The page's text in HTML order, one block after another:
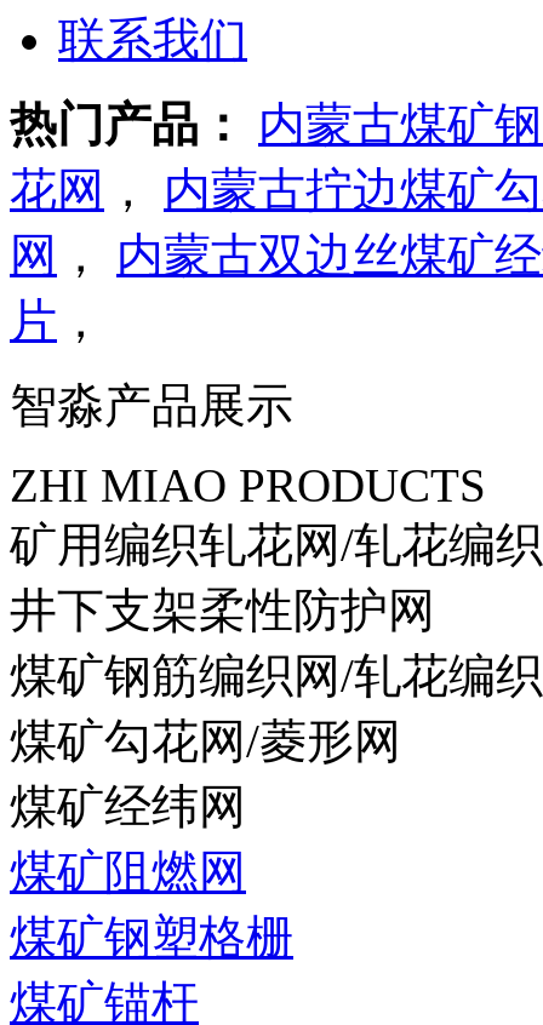
联系我们
热门产品：
内蒙古煤矿
花网 ， 内蒙古拧边煤矿
网 ， 内蒙古双边丝煤矿
片 ，
智淼产品展示
ZHI MIAO PRODUCTS
矿用编织轧花网/轧花编
井下支架柔性防护网
煤矿钢筋编织网/轧花编
煤矿勾花网/菱形网
煤矿经纬网
煤矿阻燃网
煤矿钢塑格栅
煤矿锚杆